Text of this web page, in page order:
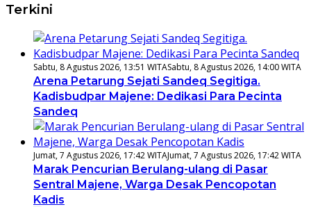
Terkini
Sabtu, 8 Agustus 2026, 13:51 WITASabtu, 8 Agustus 2026, 14:00 WITA
Arena Petarung Sejati Sandeq Segitiga.
Kadisbudpar Majene: Dedikasi Para Pecinta
Sandeq
Jumat, 7 Agustus 2026, 17:42 WITAJumat, 7 Agustus 2026, 17:42 WITA
Marak Pencurian Berulang-ulang di Pasar
Sentral Majene, Warga Desak Pencopotan
Kadis